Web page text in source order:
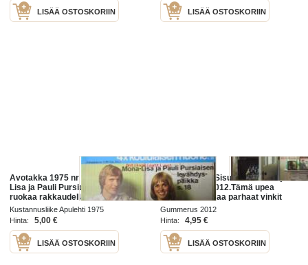
LISÄÄ OSTOSKORIIN LISÄÄ OSTOSKORIIN
Avotakka 1975 nr 8 sis. mm. Mona-
Lisa ja Pauli Pursiaisen koti,
ruokaa rakkaudella, Talo puuta ja
valoa - Jukka ja Kirsikka Siikalan
koti
Kustannusliike Apulehti 1975
Hinta:
5,00 €
LISÄÄ OSTOSKORIIN
Mukava koti - Sisusta rennosti ja
tyylikkäästi. 2012.Tämä upea
kuvateos tarjoaa parhaat vinkit
siihen, kuinka koti sisustetaan
kauniiksi ja tyylikkääksi
Gummerus 2012
Hinta:
4,95 €
LISÄÄ OSTOSKORIIN